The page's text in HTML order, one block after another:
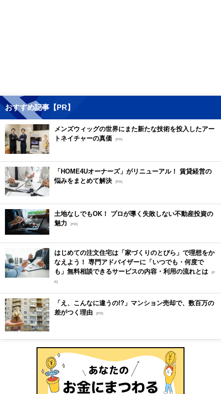
おすすめ記事【PR】
メンズウィッグの世界にまた新たな技術を投入したアー
トネイチャーの真価 [PR]
「HOME4Uオーナーズ」がリニューアル！ 賃貸経営の
悩みをまとめて解決 [PR]
土地なしでもOK！ プロが導く失敗しない不動産投資の
魅力
[PR]
はじめての注文住宅は「家づくりのとびら」で理想をか
なえよう！ 専門アドバイザーに「いつでも・何度で
も」無料相談できるサービスの内容・利用の流れとは [P
R]
「え、こんなに違うの!?」マンション売却で、数百万の
差がつく理由 [PR]